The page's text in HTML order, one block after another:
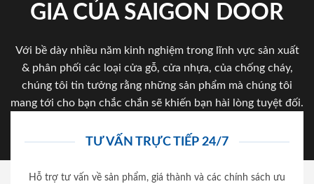
GIA CỦA SAIGON DOOR
Với bề dày nhiều năm kinh nghiệm trong lĩnh vực sản xuất
& phân phối các loại cửa gỗ, cửa nhựa, của chống cháy,
chúng tôi tin tưởng rằng những sản phẩm mà chúng tôi
mang tới cho bạn chắc chắn sẽ khiến bạn hài lòng tuyệt đối.
TƯ VẤN TRỰC TIẾP 24/7
Hỗ trợ tư vấn về sản phẩm, giá thành và các chính sách ưu